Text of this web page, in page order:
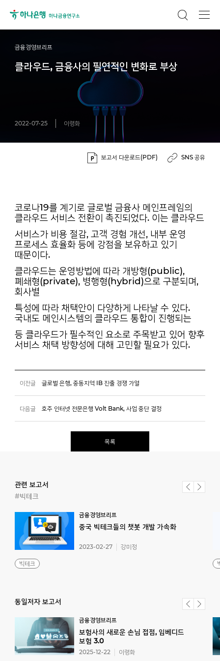
금융경영브리프
클라우드, 금융사의 필연적인 변화로 부상
2022-07-25 이령화
보고서 다운로드(PDF) SNS 공유
코로나19를 계기로 글로벌 금융사 메인프레임의
클라우드 서비스 전환이 촉진되었다. 이는 클라우드
서비스가 비용 절감, 고객 경험 개선, 내부 운영
프로세스 효율화 등에 강점을 보유하고 있기
때문이다.
클라우드는 운영방법에 따라 개방형(public),
폐쇄형(private), 병행형(hybrid)으로 구분되며,
회사별
특성에 따라 채택안이 다양하게 나타날 수 있다.
국내도 메인시스템의 클라우드 통합이 진행되는
등 클라우드가 필수적인 요소로 주목받고 있어 향후
서비스 채택 방향성에 대해 고민할 필요가 있다.
이전글 글로벌 은행, 중동지역 IB 진출 경쟁 가열
다음글 호주 인터넷 전문은행 Volt Bank, 사업 중단 결정
목록
관련 보고서
#빅테크
금융경영브리프
중국 빅테크들의 챗봇 개발 가속화
빅테크
2023-02-27 강미정
동일저자 보고서
금융경영브리프
보험사의 새로운 손님 접점, 임베디드
보험 3.0
2025-12-22 이령화